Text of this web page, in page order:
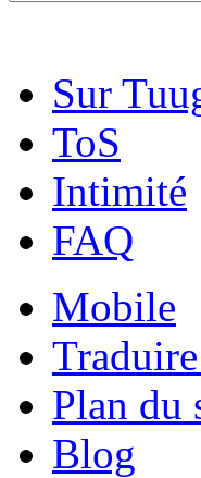
Sur
ToS
Intimité
FAQ
Mobile
Plan du
Blog